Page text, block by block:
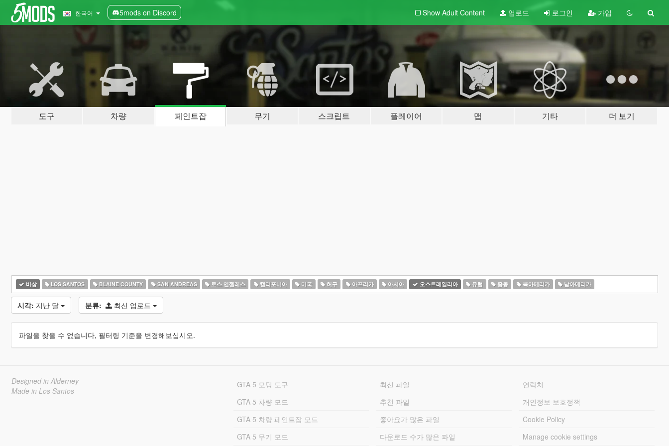
한국어 5mods on Discord Show Adult Content 업로드 로그인 가입
도구 차량 페인트잡 무기 스크립트 플레이어 맵 기타 더 보기
비상 LOS SANTOS BLAINE COUNTY SAN ANDREAS 로스 앤젤레스 캘리포니아 미국 허구 아프리카 아시아 오스트레일리아 유럽 중동 북아메리카 남아메리카
시각: 지난 달 분류: 최신 업로드
파일을 찾을 수 없습니다, 필터링 기준을 변경해보십시오.
Designed in Alderney
Made in Los Santos
GTA 5 모딩 도구
GTA 5 차량 모드
GTA 5 차량 페인트잡 모드
GTA 5 무기 모드
최신 파일
추천 파일
좋아요가 많은 파일
다운로드 수가 많은 파일
연락처
개인정보 보호정책
Cookie Policy
Manage cookie settings